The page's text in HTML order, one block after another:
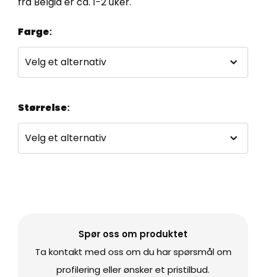
Farge:
Størrelse:
Spør oss om produktet
Ta kontakt med oss om du har spørsmål om
profilering eller ønsker et pristilbud.